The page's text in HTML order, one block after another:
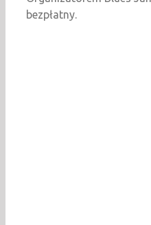
bezpłatny.